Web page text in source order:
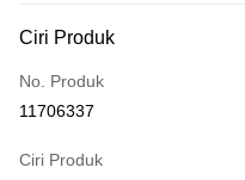
Kad Kredit (Bayaran Penuh)
LINE Pay
Ciri Produk
No. Produk
11706337
Ciri Produk